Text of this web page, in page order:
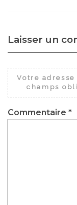
Laisser un
Votre
champs
Commentaire *